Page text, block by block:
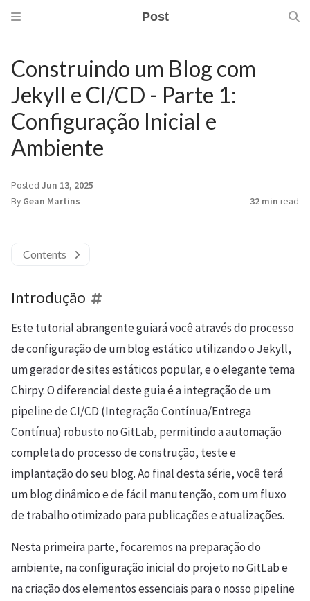
Post
Construindo um Blog com
Jekyll e CI/CD - Parte 1:
Configuração Inicial e
Ambiente
Posted Jun 13, 2025
By Gean Martins 32 min read
Contents
Introdução
Este tutorial abrangente guiará você através do processo
de configuração de um blog estático utilizando o Jekyll,
um gerador de sites estáticos popular, e o elegante tema
Chirpy. O diferencial deste guia é a integração de um
pipeline de CI/CD (Integração Contínua/Entrega
Contínua) robusto no GitLab, permitindo a automação
completa do processo de construção, teste e
implantação do seu blog. Ao final desta série, você terá
um blog dinâmico e de fácil manutenção, com um fluxo
de trabalho otimizado para publicações e atualizações.
Nesta primeira parte, focaremos na preparação do
ambiente, na configuração inicial do projeto no GitLab e
na criação dos elementos essenciais para o nosso pipeline